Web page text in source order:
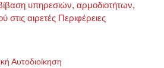
υπηρεσιών, αρμοδιοτήτων,
αιρετές Περιφέρειες
Αυτοδιοίκηση